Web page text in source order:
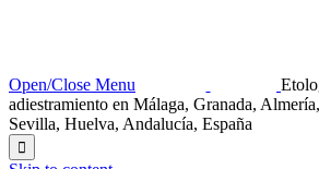
Open/Close Menu
adiestramiento en Málaga, Granada,
Sevilla, Huelva, Andalucía, España
